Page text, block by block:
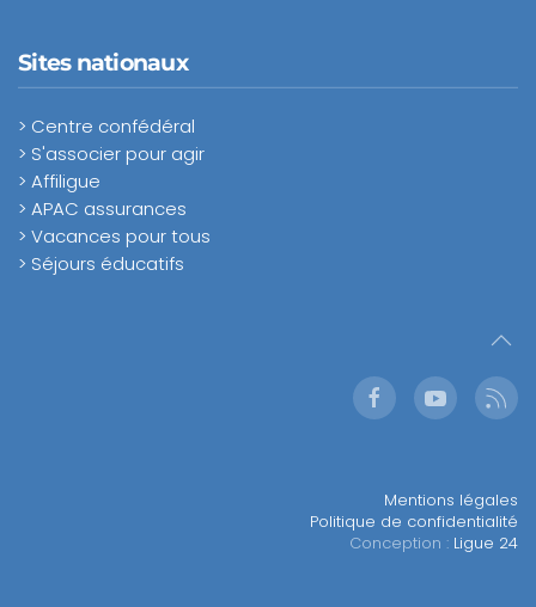
Sites nationaux
> Centre confédéral
> S'associer pour agir
> Affiligue
> APAC assurances
> Vacances pour tous
> Séjours éducatifs
Mentions légales
Politique de confidentialité
Conception : Ligue 24